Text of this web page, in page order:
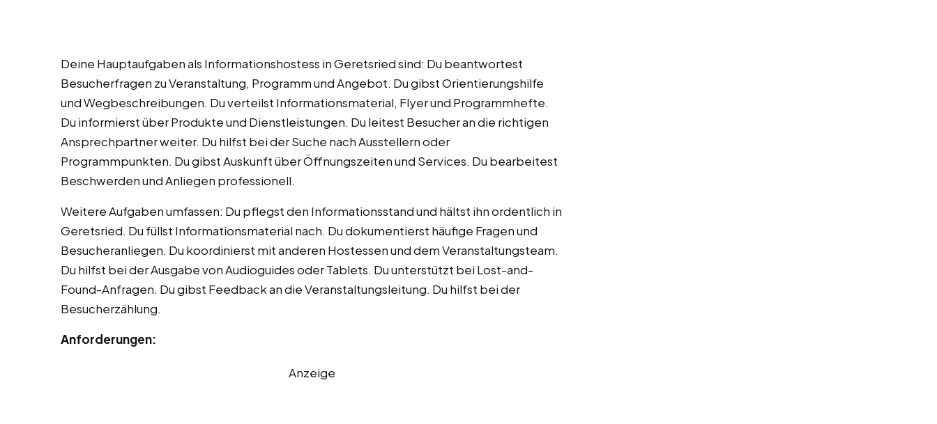
Deine Hauptaufgaben als Informationshostess in Geretsried sind: Du beantwortest
Besucherfragen zu Veranstaltung, Programm und Angebot. Du gibst Orientierungshilfe
und Wegbeschreibungen. Du verteilst Informationsmaterial, Flyer und Programmhefte.
Du informierst über Produkte und Dienstleistungen. Du leitest Besucher an die richtigen
Ansprechpartner weiter. Du hilfst bei der Suche nach Ausstellern oder
Programmpunkten. Du gibst Auskunft über Öffnungszeiten und Services. Du bearbeitest
Beschwerden und Anliegen professionell.
Weitere Aufgaben umfassen: Du pflegst den Informationsstand und hältst ihn ordentlich in
Geretsried. Du füllst Informationsmaterial nach. Du dokumentierst häufige Fragen und
Besucheranliegen. Du koordinierst mit anderen Hostessen und dem Veranstaltungsteam.
Du hilfst bei der Ausgabe von Audioguides oder Tablets. Du unterstützt bei Lost-and-
Found-Anfragen. Du gibst Feedback an die Veranstaltungsleitung. Du hilfst bei der
Besucherzählung.
Anforderungen:
Anzeige